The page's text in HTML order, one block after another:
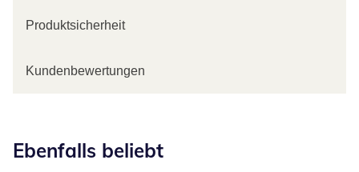
Produktsicherheit
Kundenbewertungen
Ebenfalls beliebt